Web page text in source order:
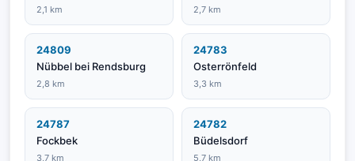
2,1 km 2,7 km
24809
Nübbel bei Rendsburg
2,8 km
24783
Osterrönfeld
3,3 km
24787
Fockbek
3,7 km
24782
Büdelsdorf
5,7 km